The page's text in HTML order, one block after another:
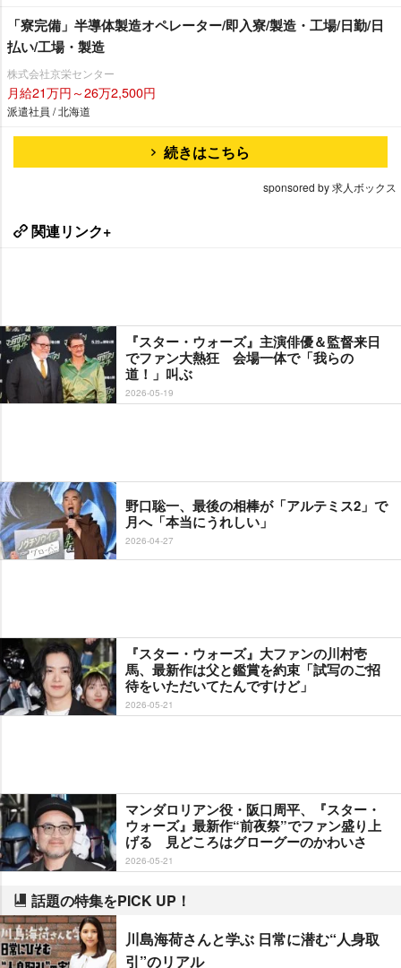
「寮完備」半導体製造オペレーター/即入寮/製造・工場/日勤/日
払い/工場・製造
株式会社京栄センター
月給21万円～26万2,500円
派遣社員 / 北海道
続きはこちら
sponsored by 求人ボックス
関連リンク+
『スター・ウォーズ』主演俳優＆監督来日
でファン大熱狂 会場一体で「我らの
道！」叫ぶ
2026-05-19
野口聡一、最後の相棒が「アルテミス2」で
月へ「本当にうれしい」
2026-04-27
『スター・ウォーズ』大ファンの川村壱
馬、最新作は父と鑑賞を約束「試写のご招
待をいただいてたんですけど」
2026-05-21
マンダロリアン役・阪口周平、『スター・
ウォーズ』最新作“前夜祭”でファン盛り上
げる 見どころはグローグーのかわいさ
2026-05-21
話題の特集をPICK UP！
川島海荷さんと学ぶ 日常に潜む“人身取
引”のリアル